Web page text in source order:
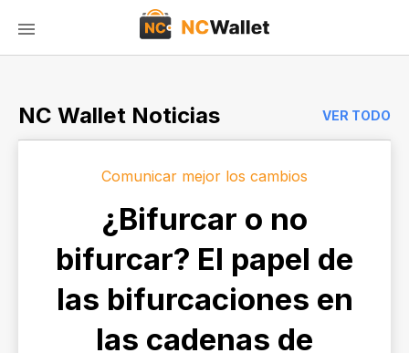
NC Wallet Noticias VER TODO
Comunicar mejor los cambios
¿Bifurcar o no
bifurcar? El papel de
las bifurcaciones en
las cadenas de